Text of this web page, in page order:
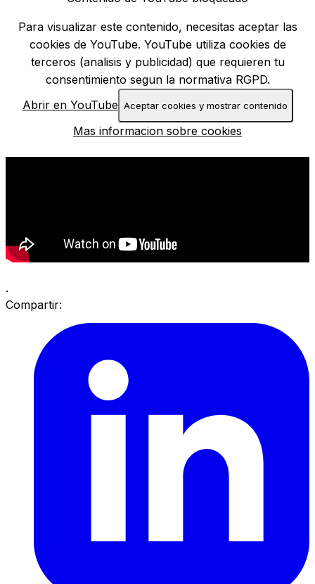
Para visualizar este contenido, necesitas aceptar las
cookies de YouTube. YouTube utiliza cookies de
terceros (analisis y publicidad) que requieren tu
consentimiento segun la normativa RGPD.
Abrir en YouTube Aceptar cookies y mostrar contenido
Mas informacion sobre cookies
.
Compartir: